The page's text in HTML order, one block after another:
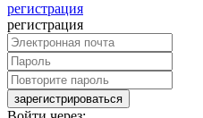
регистрация
регистрация
зарегистрироваться